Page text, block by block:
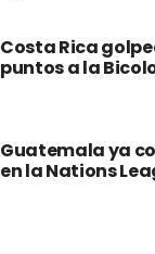
Costa Rica
puntos a la
Guatemala ya
en la Nations